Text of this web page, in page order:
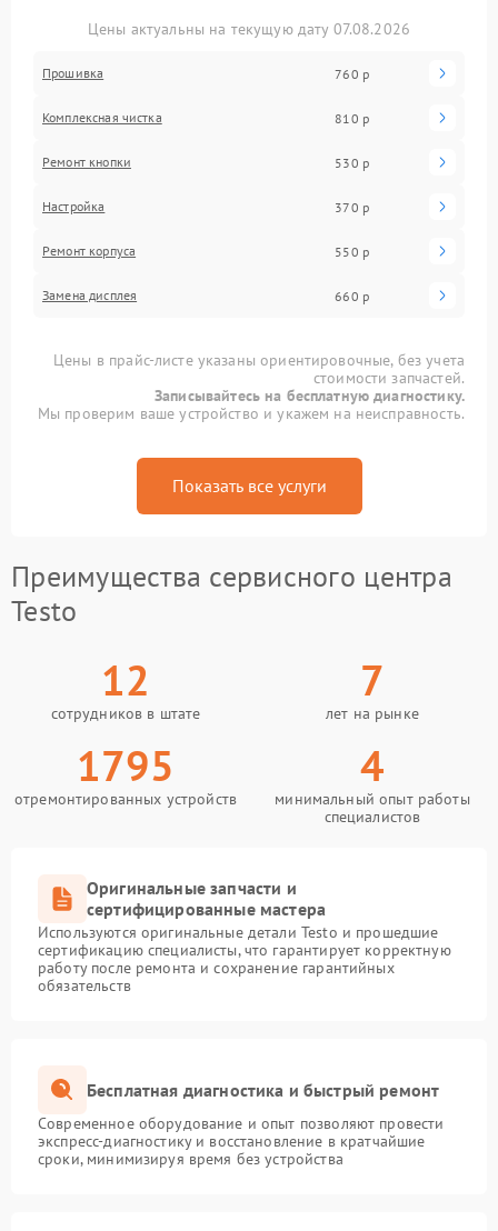
Цены актуальны на текущую дату 07.08.2026
Прошивка 760 р
Комплексная чистка 810 р
Ремонт кнопки 530 р
Настройка 370 р
Ремонт корпуса 550 р
Замена дисплея 660 р
Цены в прайс-листе указаны ориентировочные, без учета
стоимости запчастей.
Записывайтесь на бесплатную диагностику.
Мы проверим ваше устройство и укажем на неисправность.
Показать все услуги
Преимущества сервисного центра
Testo
12
сотрудников в штате
7
лет на рынке
1795
отремонтированных устройств
4
минимальный опыт работы
специалистов
Оригинальные запчасти и
сертифицированные мастера
Используются оригинальные детали Testo и прошедшие
сертификацию специалисты, что гарантирует корректную
работу после ремонта и сохранение гарантийных
обязательств
Бесплатная диагностика и быстрый ремонт
Современное оборудование и опыт позволяют провести
экспресс-диагностику и восстановление в кратчайшие
сроки, минимизируя время без устройства